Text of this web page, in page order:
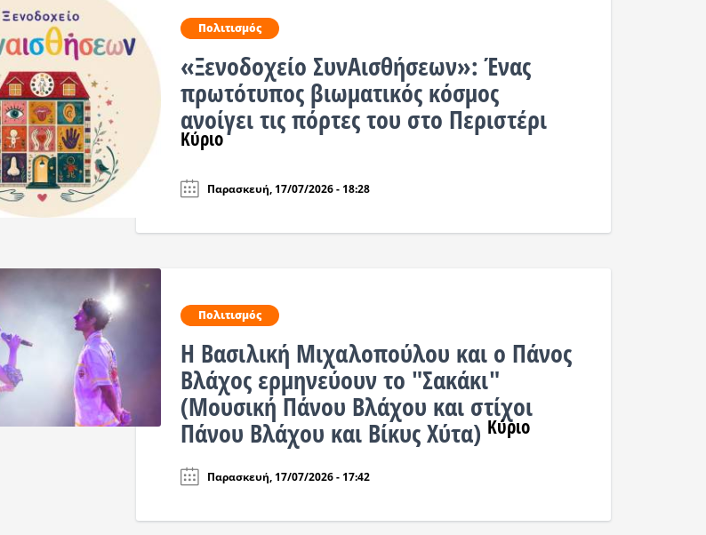
Πολιτισμός
«Ξενοδοχείο ΣυνΑισθήσεων»: Ένας
πρωτότυπος βιωματικός κόσμος
ανοίγει τις πόρτες του στο Περιστέρι
Κύριο
Παρασκευή, 17/07/2026 - 18:28
Πολιτισμός
Η Βασιλική Μιχαλοπούλου και ο Πάνος
Βλάχος ερμηνεύουν το "Σακάκι"
(Μουσική Πάνου Βλάχου και στίχοι
Πάνου Βλάχου και Βίκυς Χύτα) Κύριο
Παρασκευή, 17/07/2026 - 17:42